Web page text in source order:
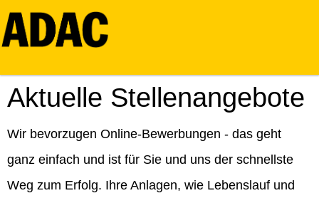
Aktuelle Stellenangebote
Wir bevorzugen Online-Bewerbungen - das geht
ganz einfach und ist für Sie und uns der schnellste
Weg zum Erfolg. Ihre Anlagen, wie Lebenslauf und